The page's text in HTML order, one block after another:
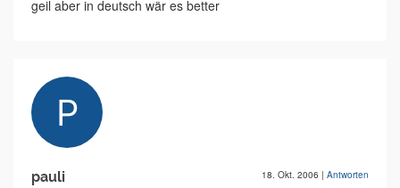
geil aber in deutsch wär es better
pauli 18. Okt. 2006 | Antworten